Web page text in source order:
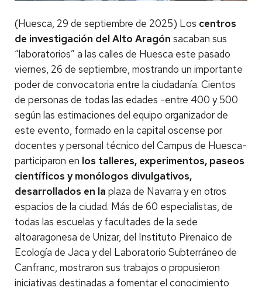
(Huesca, 29 de septiembre de 2025) Los centros
de investigación del Alto Aragón sacaban sus
“laboratorios” a las calles de Huesca este pasado
viernes, 26 de septiembre, mostrando un importante
poder de convocatoria entre la ciudadanía. Cientos
de personas de todas las edades -entre 400 y 500
según las estimaciones del equipo organizador de
este evento, formado en la capital oscense por
docentes y personal técnico del Campus de Huesca-
participaron en los talleres, experimentos, paseos
científicos y monólogos divulgativos,
desarrollados en la plaza de Navarra y en otros
espacios de la ciudad. Más de 60 especialistas, de
todas las escuelas y facultades de la sede
altoaragonesa de Unizar, del Instituto Pirenaico de
Ecología de Jaca y del Laboratorio Subterráneo de
Canfranc, mostraron sus trabajos o propusieron
iniciativas destinadas a fomentar el conocimiento